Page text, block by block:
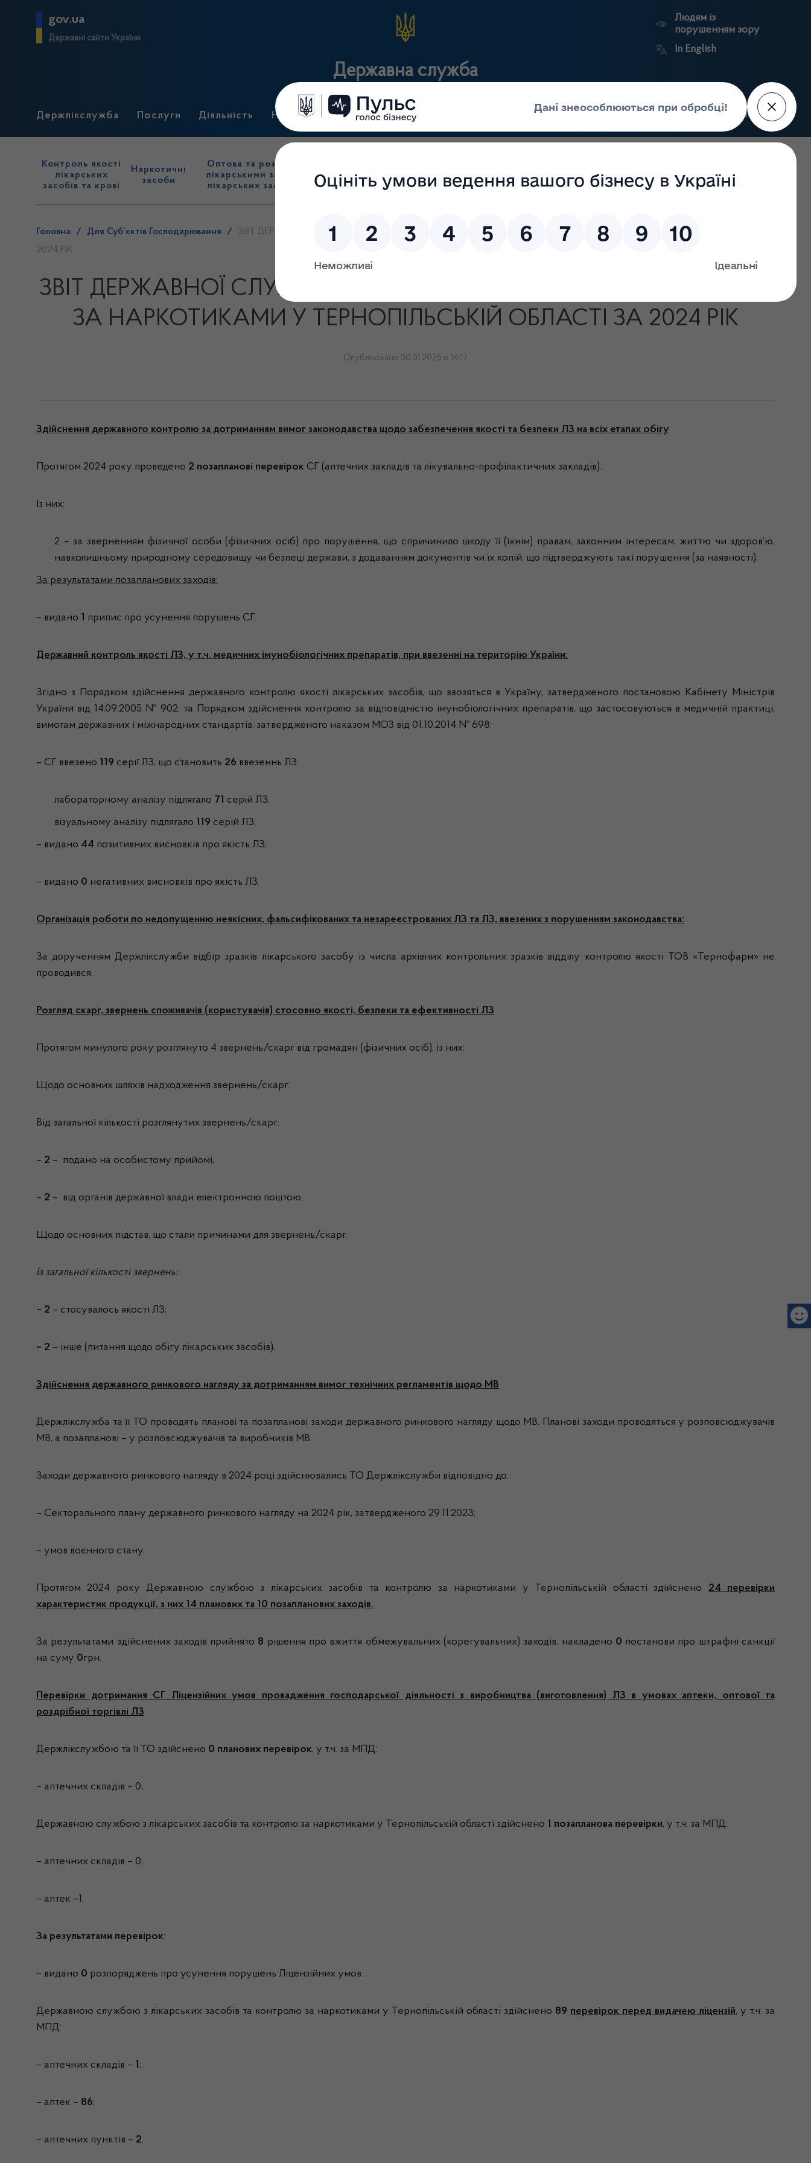
gov.ua
Державні сайти України
Державна служба
Людям із
порушенням зору
In English
Держлікслужба Послуги Діяльність Нормативні документи Для громадськості Прес-центр Пошук
Контроль якості
лікарських
засобів та крові
Наркотичні
засоби
Оптова та роздрібна торгівля
лікарськими засобами, імпорт
лікарських засобів (крім АФІ)
нагляд
(контроль)
засобів, крові та
сертифікація
нагляд
реєстри
портал
Держлікслужби
Головна / Для Суб’єктів Господарювання /
ЗВІТ ДЕРЖАВНОЇ СЛУЖБИ З ЛІКАРСЬКИХ ЗАСОБІВ ТА КОНТРОЛЮ ЗА НАРКОТИКАМИ У ТЕРНОПІЛЬСЬКІЙ ОБЛАСТІ ЗА
2024 РІК
ЗВІТ ДЕРЖАВНОЇ СЛУЖБИ З ЛІКАРСЬКИХ ЗАСОБІВ ТА КОНТРОЛЮ
ЗА НАРКОТИКАМИ У ТЕРНОПІЛЬСЬКІЙ ОБЛАСТІ ЗА 2024 РІК
Опубліковано 30.01.2025 о 14:17
Здійснення державного контролю за дотриманням вимог законодавства щодо забезпечення якості та безпеки ЛЗ на всіх етапах обігу
Протягом 2024 року проведено 2 позапланові перевірок СГ (аптечних закладів та лікувально-профілактичних закладів).
Із них:
2 – за зверненням фізичної особи (фізичних осіб) про порушення, що спричинило шкоду її (їхнім) правам, законним інтересам, життю чи здоров’ю,
навколишньому природному середовищу чи безпеці держави, з додаванням документів чи їх копій, що підтверджують такі порушення (за наявності);
За результатами позапланових заходів:
– видано 1 припис про усунення порушень СГ.
Державний контроль якості ЛЗ, у т.ч. медичних імунобіологічних препаратів, при ввезенні на територію України:
Згідно з Порядком здійснення державного контролю якості лікарських засобів, що ввозяться в Україну, затвердженого постановою Кабінету Міністрів
України від 14.09.2005 № 902, та Порядком здійснення контролю за відповідністю імунобіологічних препаратів, що застосовуються в медичній практиці,
вимогам державних і міжнародних стандартів, затвердженого наказом МОЗ від 01.10.2014 № 698:
– СГ ввезено 119 серії ЛЗ, що становить 26 ввезеннь ЛЗ:
лабораторному аналізу підлягало 71 серій ЛЗ;
візуальному аналізу підлягало 119 серій ЛЗ;
– видано 44 позитивних висновків про якість ЛЗ;
– видано 0 негативних висновків про якість ЛЗ.
Організація роботи по недопущенню неякісних, фальсифікованих та незареєстрованих ЛЗ та ЛЗ, ввезених з порушенням законодавства:
За дорученням Держлікслужби відбір зразків лікарського засобу із числа архівних контрольних зразків відділу контролю якості ТОВ «Тернофарм» не
проводився.
Розгляд скарг, звернень споживачів (користувачів) стосовно якості, безпеки та ефективності ЛЗ
Протягом минулого року розглянуто 4 звернень/скарг від громадян (фізичних осіб), із них:
Щодо основних шляхів надходження звернень/скарг.
Від загальної кількості розглянутих звернень/скарг:
– 2 – подано на особистому прийомі,
– 2 – від органів державної влади електронною поштою.
Щодо основних підстав, що стали причинами для звернень/скарг.
Із загальної кількості звернень:
– 2 – стосувалось якості ЛЗ;
– 2 – інше (питання щодо обігу лікарських засобів).
Здійснення державного ринкового нагляду за дотриманням вимог технічних регламентів щодо МВ
Держлікслужба та її ТО проводять планові та позапланові заходи державного ринкового нагляду щодо МВ. Планові заходи проводяться у розповсюджувачів
МВ, а позапланові – у розповсюджувачів та виробників МВ.
Заходи державного ринкового нагляду в 2024 році здійснювались ТО Держлікслужби відповідно до:
– Секторального плану державного ринкового нагляду на 2024 рік, затвердженого 29.11.2023;
– умов воєнного стану.
Протягом 2024 року Державною службою з лікарських засобів та контролю за наркотиками у Тернопільській області здійснено 24 перевірки
характеристик продукції, з них 14 планових та 10 позапланових заходів.
За результатами здійснених заходів прийнято 8 рішення про вжиття обмежувальних (корегувальних) заходів, накладено 0 постанови про штрафні санкції
на суму 0грн.
Перевірки дотримання СГ Ліцензійних умов провадження господарської діяльності з виробництва (виготовлення) ЛЗ в умовах аптеки, оптової та
роздрібної торгівлі ЛЗ
Держлікслужбою та її ТО здійснено 0 планових перевірок, у т.ч. за МПД:
– аптечних складів – 0.
Державною службою з лікарських засобів та контролю за наркотиками у Тернопільській області здійснено 1 позапланова перевірки, у т.ч. за МПД:
– аптечних складів – 0;
– аптек –1.
За результатами перевірок:
– видано 0 розпоряджень про усунення порушень Ліцензійних умов.
Державною службою з лікарських засобів та контролю за наркотиками у Тернопільській області здійснено 89 перевірок перед видачею ліцензій, у т.ч. за
МПД:
– аптечних складів – 1;
– аптек – 86;
– аптечних пунктів – 2.